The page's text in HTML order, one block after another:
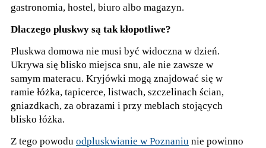
gastronomia, hostel, biuro albo magazyn.
Dlaczego pluskwy są tak kłopotliwe?
Pluskwa domowa nie musi być widoczna w dzień.
Ukrywa się blisko miejsca snu, ale nie zawsze w
samym materacu. Kryjówki mogą znajdować się w
ramie łóżka, tapicerce, listwach, szczelinach ścian,
gniazdkach, za obrazami i przy meblach stojących
blisko łóżka.
Z tego powodu odpluskwianie w Poznaniu nie powinno